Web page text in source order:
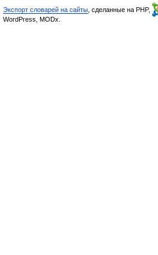
Экспорт словарей на сайты , сделанные на PHP,
WordPress, MODx.